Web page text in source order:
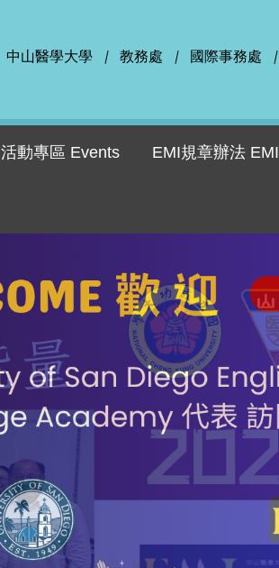
活動專區 Events EMI規章辦法
中山醫學大學 教務處 國際事務處